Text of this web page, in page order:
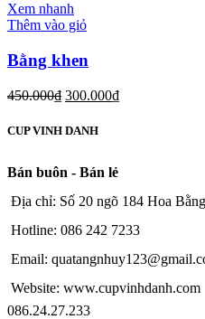
Xem nhanh
Thêm vào giỏ
Bằng khen
450.000₫ 300.000₫
CUP VINH DANH
Bán buôn - Bán lẻ
Địa chỉ: Số 20 ngõ 184 Hoa
Hotline: 086 242 7233
Email:
Website: www.cupvinhdanh.com
086.24.27.233